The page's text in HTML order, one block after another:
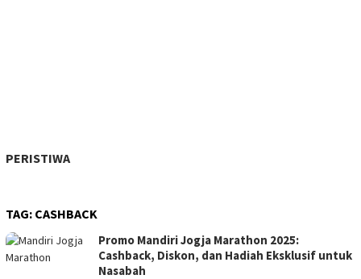
PERISTIWA
TAG: CASHBACK
Promo Mandiri Jogja Marathon 2025:
Cashback, Diskon, dan Hadiah Eksklusif untuk
Nasabah